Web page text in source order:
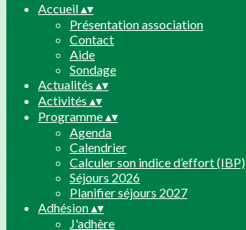
Accueil▴▾
Présentation association
Contact
Aide
Sondage
Actualités ▴▾
Activités ▴▾
Programme▴▾
Agenda
Calendrier
Calculer son indice d’effort (IBP)
Séjours 2026
Planifier séjours 2027
Adhésion▴▾
J'adhère